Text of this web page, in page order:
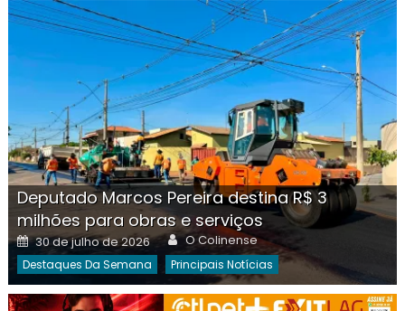
Deputado Marcos Pereira destina R$ 3
milhões para obras e serviços
Posted
on
30 de julho de 2026 Author
O Colinense
Destaques Da Semana Principais Notícias